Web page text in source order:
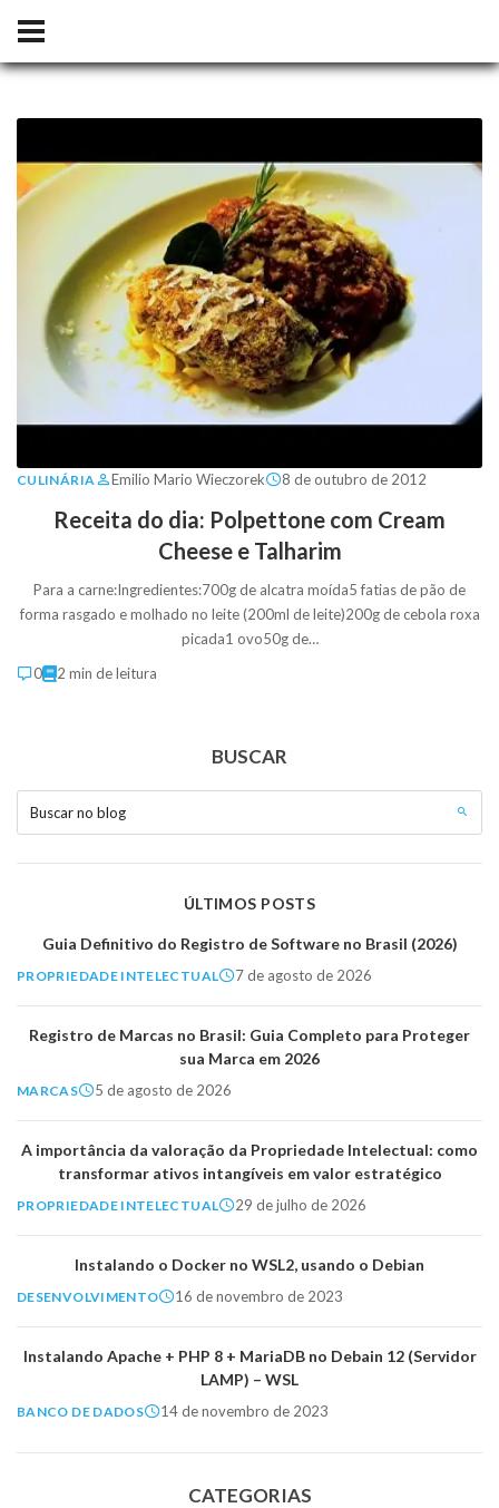
CULINÁRIA Emilio Mario Wieczorek 8 de outubro de 2012
Receita do dia: Polpettone com Cream
Cheese e Talharim
Para a carne:Ingredientes:700g de alcatra moída5 fatias de pão de
forma rasgado e molhado no leite (200ml de leite)200g de cebola roxa
picada1 ovo50g de…
0
2 min de leitura
BUSCAR
Buscar no blog
ÚLTIMOS POSTS
Guia Definitivo do Registro de Software no Brasil (2026)
PROPRIEDADE INTELECTUAL 7 de agosto de 2026
Registro de Marcas no Brasil: Guia Completo para Proteger
sua Marca em 2026
MARCAS 5 de agosto de 2026
A importância da valoração da Propriedade Intelectual: como
transformar ativos intangíveis em valor estratégico
PROPRIEDADE INTELECTUAL 29 de julho de 2026
Instalando o Docker no WSL2, usando o Debian
DESENVOLVIMENTO 16 de novembro de 2023
Instalando Apache + PHP 8 + MariaDB no Debain 12 (Servidor
LAMP) – WSL
BANCO DE DADOS 14 de novembro de 2023
CATEGORIAS